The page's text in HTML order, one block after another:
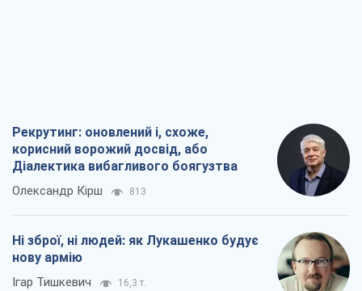
Рекрутинг: оновлений і, схоже,
корисний ворожий досвід, або
Діалектика вибагливого боягузтва
Олександр Кірш 813
Ні зброї, ні людей: як Лукашенко будує
нову армію
Ігар Тишкевич 16,3 т.